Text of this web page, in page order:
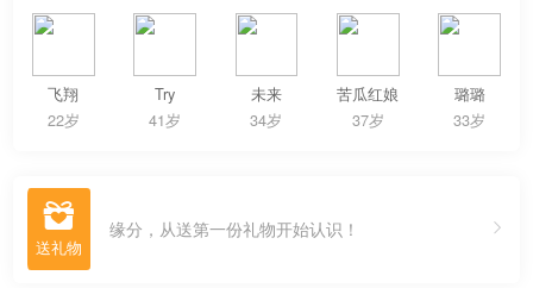
飞翔
22岁
Try
41岁
未来
34岁
苦瓜红娘
37岁
璐璐
33岁
 缘分，从送第一份礼物开始认识！